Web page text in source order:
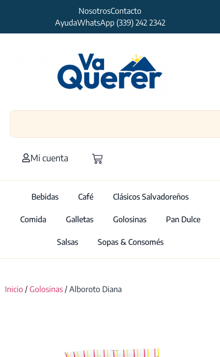
NosotrosContacto
AyudaWhatsApp (339) 242 2342
Mi cuenta
Bebidas Café Clásicos Salvadoreños
Comida Galletas Golosinas Pan Dulce
Salsas Sopas & Consomés
Inicio / Golosinas / Alboroto Diana